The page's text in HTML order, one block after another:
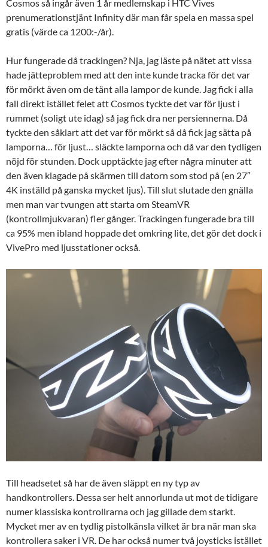
Cosmos så ingår även 1 år medlemskap i HTC Vives
prenumerationstjänt Infinity där man får spela en massa spel
gratis (värde ca 1200:-/år).
Hur fungerade då trackingen? Nja, jag läste på nätet att vissa
hade jätteproblem med att den inte kunde tracka för det var
för mörkt även om de tänt alla lampor de kunde. Jag fick i alla
fall direkt istället felet att Cosmos tyckte det var för ljust i
rummet (soligt ute idag) så jag fick dra ner persiennerna. Då
tyckte den såklart att det var för mörkt så då fick jag sätta på
lamporna… för ljust… släckte lamporna och då var den tydligen
nöjd för stunden. Dock upptäckte jag efter några minuter att
den även klagade på skärmen till datorn som stod på (en 27″
4K inställd på ganska mycket ljus). Till slut slutade den gnälla
men man var tvungen att starta om SteamVR
(kontrollmjukvaran) fler gånger. Trackingen fungerade bra till
ca 95% men ibland hoppade det omkring lite, det gör det dock i
VivePro med ljusstationer också.
Till headsetet så har de även släppt en ny typ av
handkontrollers. Dessa ser helt annorlunda ut mot de tidigare
numer klassiska kontrollrarna och jag gillade dem starkt.
Mycket mer av en tydlig pistolkänsla vilket är bra när man ska
kontrollera saker i VR. De har också numer två joysticks istället